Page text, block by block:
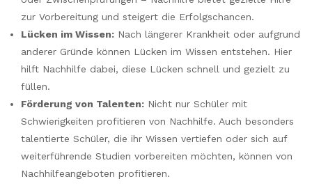
zur Vorbereitung und steigert die Erfolgschancen.
Lücken im Wissen: Nach längerer Krankheit oder aufgrund
anderer Gründe können Lücken im Wissen entstehen. Hier
hilft Nachhilfe dabei, diese Lücken schnell und gezielt zu
füllen.
Förderung von Talenten: Nicht nur Schüler mit
Schwierigkeiten profitieren von Nachhilfe. Auch besonders
talentierte Schüler, die ihr Wissen vertiefen oder sich auf
weiterführende Studien vorbereiten möchten, können von
Nachhilfeangeboten profitieren.